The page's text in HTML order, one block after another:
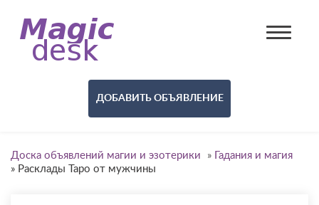
ДОБАВИТЬ ОБЪЯВЛЕНИЕ
Доска объявлений магии и эзотерики »
Гадания и магия
» Расклады Таро от мужчины